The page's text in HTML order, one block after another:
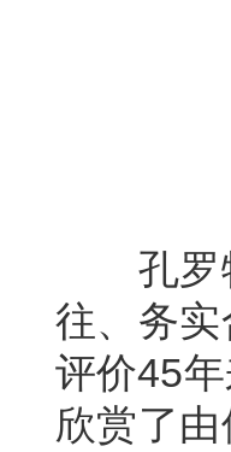
孔罗特
往、务
评价45
欣赏了